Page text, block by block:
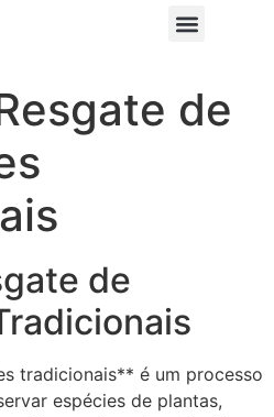
de
de
tradicionais** é um processo
espécies de plantas,